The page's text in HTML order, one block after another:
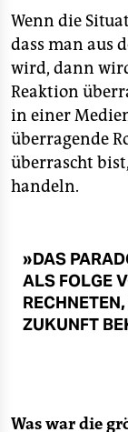
Wenn die
dass man aus
wird, dann
Reaktion
in einer
überragende
überrascht
handeln.
»DAS
ALS FOLGE
ZUKUNFT
Was war die